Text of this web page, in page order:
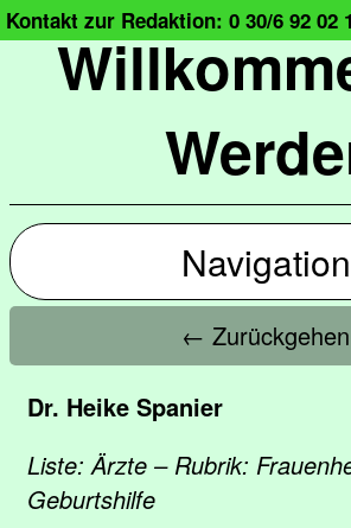
Kontakt zur Redaktion: 0 30/6 92 02
Navigation
← Zurückgehen
Dr. Heike Spanier
Liste: Ärzte – Rubrik:
Geburtshilfe